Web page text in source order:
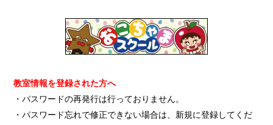
教室情報を登録された方へ
・パスワードの再発行は行っておりません。
・パスワード忘れで修正できない場合は、新規に登録してくだ